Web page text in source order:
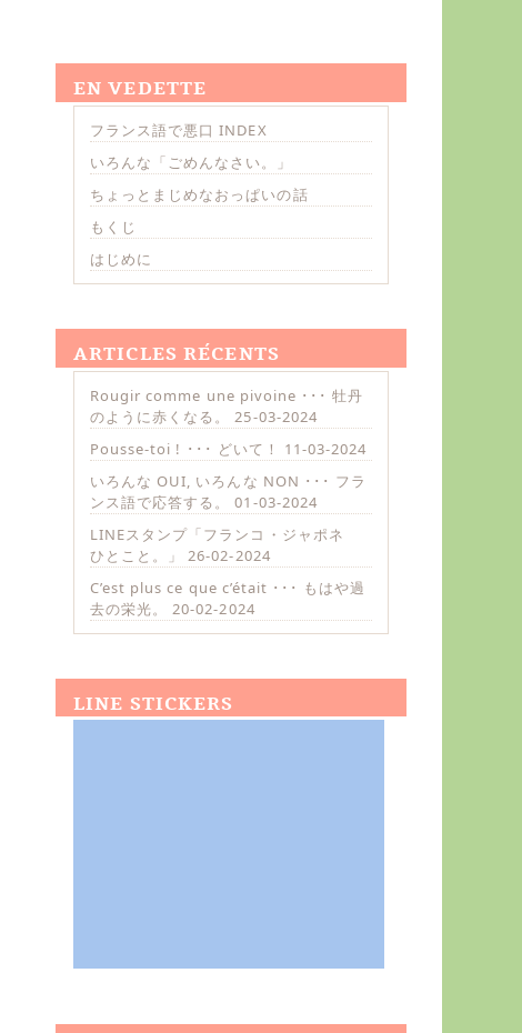
EN VEDETTE
フランス語で悪口 INDEX
いろんな「ごめんなさい。」
ちょっとまじめなおっぱいの話
もくじ
はじめに
ARTICLES RÉCENTS
Rougir comme une pivoine ･･･ 牡丹
のように赤くなる。
25-03-2024
Pousse-toi ! ･･･ どいて！
11-03-2024
いろんな OUI, いろんな NON ･･･ フラ
ンス語で応答する。
01-03-2024
LINEスタンプ「フランコ・ジャポネ
ひとこと。」
26-02-2024
C’est plus ce que c’était ･･･ もはや過
去の栄光。
20-02-2024
LINE STICKERS